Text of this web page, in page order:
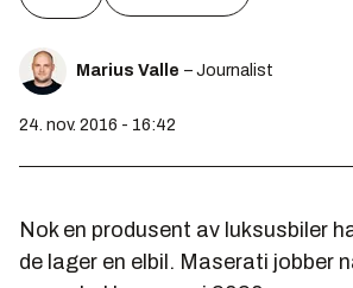
Marius Valle – Journalist
24. nov. 2016 - 16:42
Nok en produsent av luksusbiler
de lager en elbil. Maserati jobber